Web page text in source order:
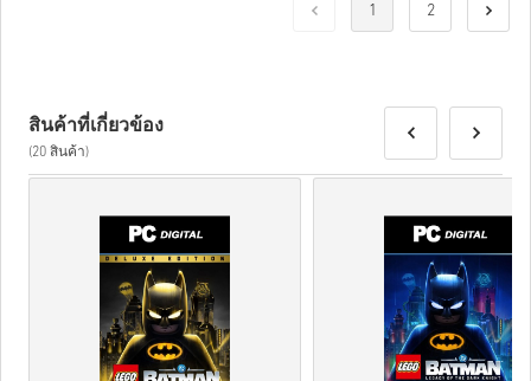
1 2
สินค้าที่เกี่ยวข้อง
(20 สินค้า)